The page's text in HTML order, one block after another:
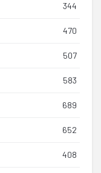
344
470
507
583
689
652
408